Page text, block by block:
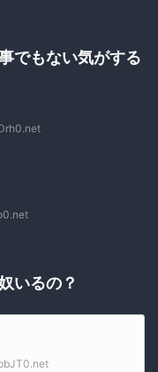
でもない気がする
いるの？